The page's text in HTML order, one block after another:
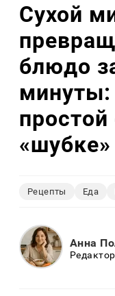
Сухой
блюдо
минуты:
«шубке»
Рецепты Еда
Анна